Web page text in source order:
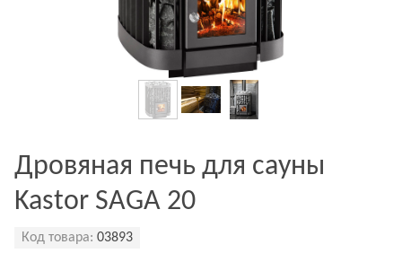
Дровяная печь для сауны
Kastor SAGA 20
Код товара: 03893